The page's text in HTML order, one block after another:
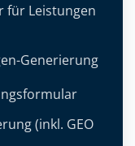
für Leistungen
Generierung
(inkl. GEO